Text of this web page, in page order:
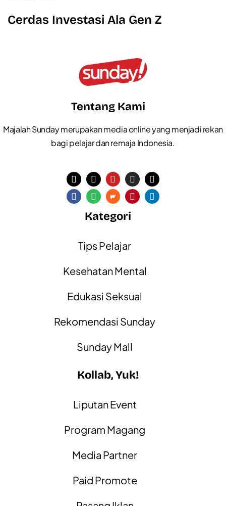
Cerdas Investasi Ala Gen Z
Tentang Kami
Majalah Sunday merupakan media online yang menjadi rekan
bagi pelajar dan remaja Indonesia.
Kategori
Tips Pelajar
Kesehatan Mental
Edukasi Seksual
Rekomendasi Sunday
Sunday Mall
Kollab, Yuk!
Liputan Event
Program Magang
Media Partner
Paid Promote